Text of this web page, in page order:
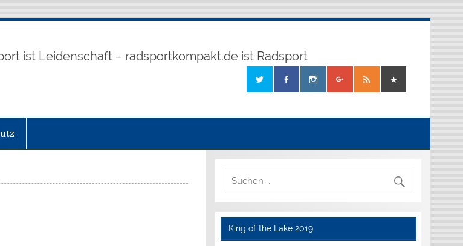
ist Leidenschaft – radsportkompakt.de ist Radsport
King of the Lake 2019